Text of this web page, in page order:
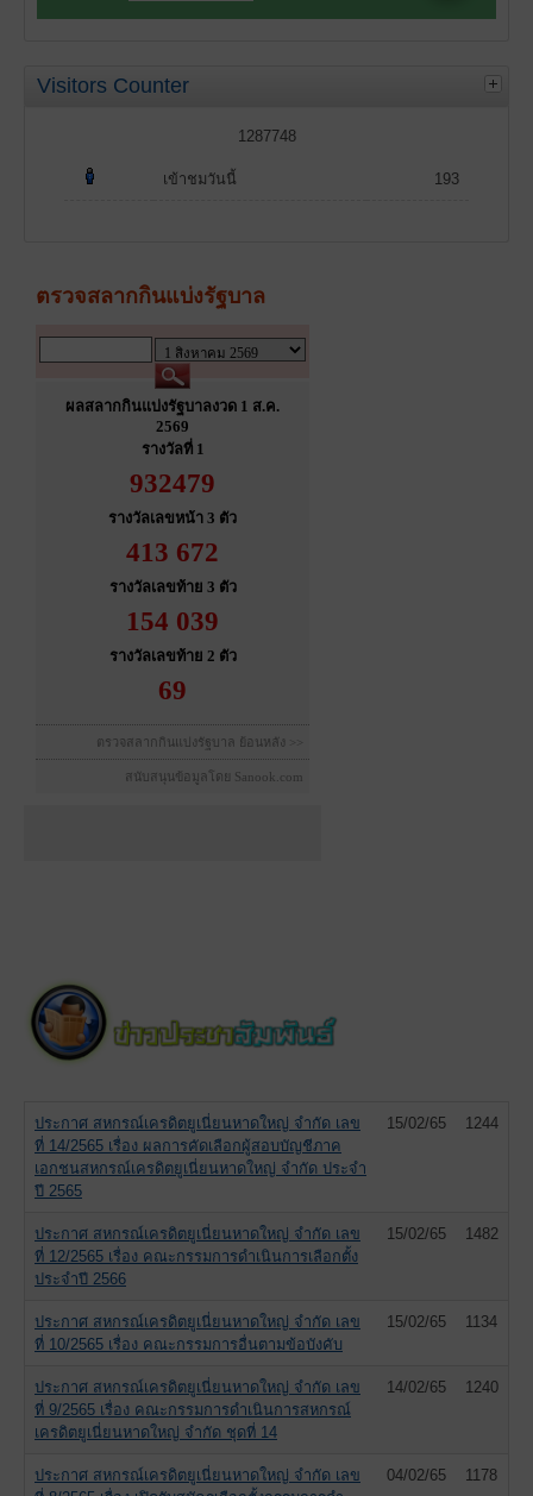
Visitors Counter
1287748
เข้าชมวันนี้ 193
ประกาศ สหกรณ์เครดิตยูเนี่ยนหาดใหญ่ จำกัด เลข
ที่ 14/2565 เรื่อง ผลการคัดเลือกผู้สอบบัญชีภาค
เอกชนสหกรณ์เครดิตยูเนี่ยนหาดใหญ่ จำกัด ประจำ
ปี 2565
15/02/65 1244
ประกาศ สหกรณ์เครดิตยูเนี่ยนหาดใหญ่ จำกัด เลข
ที่ 12/2565 เรื่อง คณะกรรมการดำเนินการเลือกตั้ง
ประจำปี 2566
15/02/65 1482
ประกาศ สหกรณ์เครดิตยูเนี่ยนหาดใหญ่ จำกัด เลข
ที่ 10/2565 เรื่อง คณะกรรมการอื่นตามข้อบังคับ
15/02/65 1134
ประกาศ สหกรณ์เครดิตยูเนี่ยนหาดใหญ่ จำกัด เลข
ที่ 9/2565 เรื่อง คณะกรรมการดำเนินการสหกรณ์
เครดิตยูเนี่ยนหาดใหญ่ จำกัด ชุดที่ 14
14/02/65 1240
ประกาศ สหกรณ์เครดิตยูเนี่ยนหาดใหญ่ จำกัด เลข
04/02/65 1178